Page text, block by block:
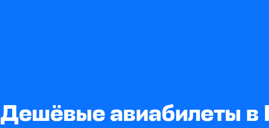
Дешёвые авиабилеты